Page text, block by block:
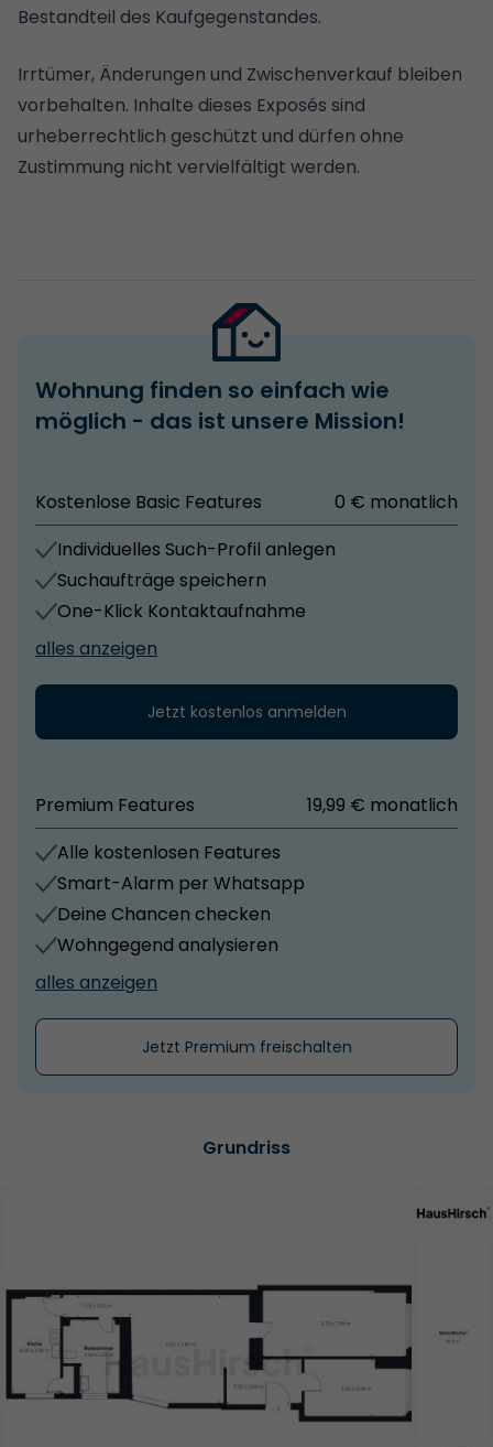
Bestandteil des Kaufgegenstandes.
Irrtümer, Änderungen und Zwischenverkauf bleiben
vorbehalten. Inhalte dieses Exposés sind
urheberrechtlich geschützt und dürfen ohne
Zustimmung nicht vervielfältigt werden.
Wohnung finden so einfach wie
möglich - das ist unsere Mission!
Kostenlose Basic Features
0 € monatlich
Individuelles Such-Profil anlegen
Suchaufträge speichern
One-Klick Kontaktaufnahme
alles anzeigen
Jetzt kostenlos anmelden
Premium Features
19,99 € monatlich
Alle kostenlosen Features
Smart-Alarm per Whatsapp
Deine Chancen checken
Wohngegend analysieren
alles anzeigen
Jetzt Premium freischalten
Grundriss